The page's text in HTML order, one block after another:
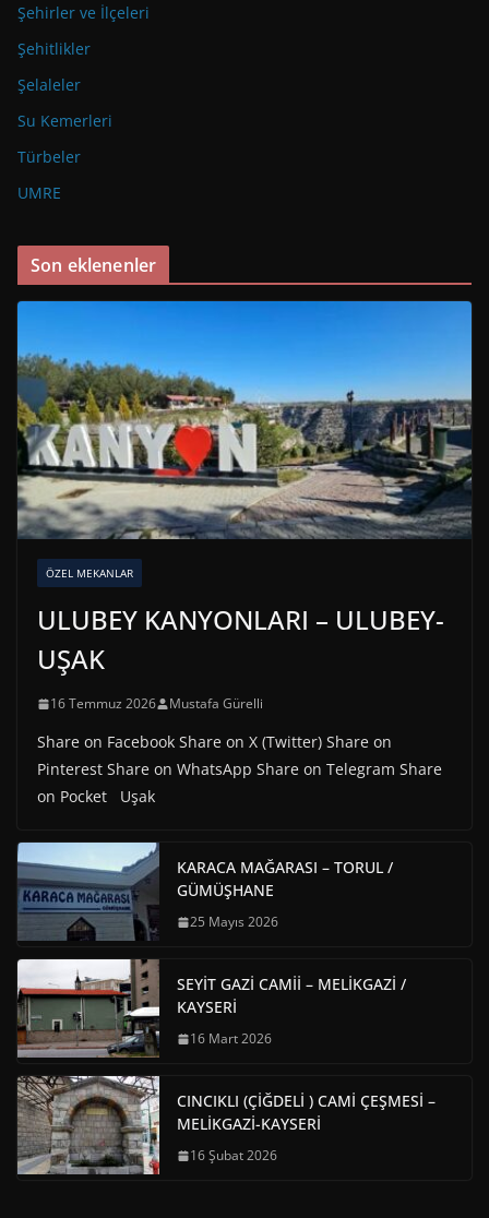
Şehirler ve İlçeleri
Şehitlikler
Şelaleler
Su Kemerleri
Türbeler
UMRE
Son eklenenler
ÖZEL MEKANLAR
ULUBEY KANYONLARI – ULUBEY-
UŞAK
16 Temmuz 2026 Mustafa Gürelli
Share on Facebook Share on X (Twitter) Share on
Pinterest Share on WhatsApp Share on Telegram Share
on Pocket Uşak
KARACA MAĞARASI – TORUL /
GÜMÜŞHANE
25 Mayıs 2026
SEYİT GAZİ CAMİİ – MELİKGAZİ /
KAYSERİ
16 Mart 2026
CINCIKLI (ÇİĞDELİ ) CAMİ ÇEŞMESİ –
MELİKGAZİ-KAYSERİ
16 Şubat 2026